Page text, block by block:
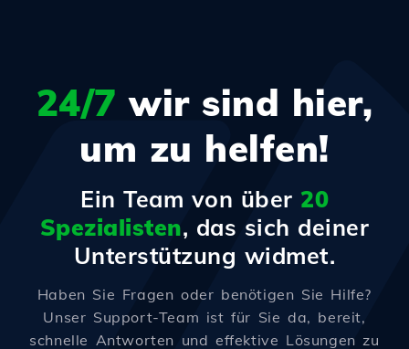
24/7 wir sind hier,
um zu helfen!
Ein Team von über 20
Spezialisten, das sich deiner
Unterstützung widmet.
Haben Sie Fragen oder benötigen Sie Hilfe?
Unser Support-Team ist für Sie da, bereit,
schnelle Antworten und effektive Lösungen zu